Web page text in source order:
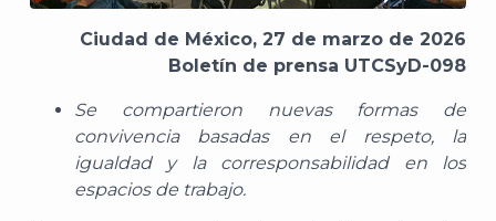
Ciudad de México, 27 de marzo de 2026
Boletín de prensa UTCSyD-098
Se compartieron nuevas formas de
convivencia basadas en el respeto, la
igualdad y la corresponsabilidad en los
espacios de trabajo.